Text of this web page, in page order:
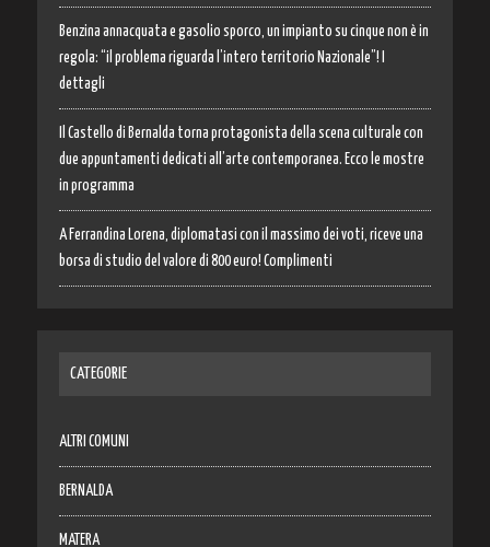
Benzina annacquata e gasolio sporco, un impianto su cinque non è in
regola: “il problema riguarda l’intero territorio Nazionale”! I
dettagli
Il Castello di Bernalda torna protagonista della scena culturale con
due appuntamenti dedicati all’arte contemporanea. Ecco le mostre
in programma
A Ferrandina Lorena, diplomatasi con il massimo dei voti, riceve una
borsa di studio del valore di 800 euro! Complimenti
CATEGORIE
ALTRI COMUNI
BERNALDA
MATERA